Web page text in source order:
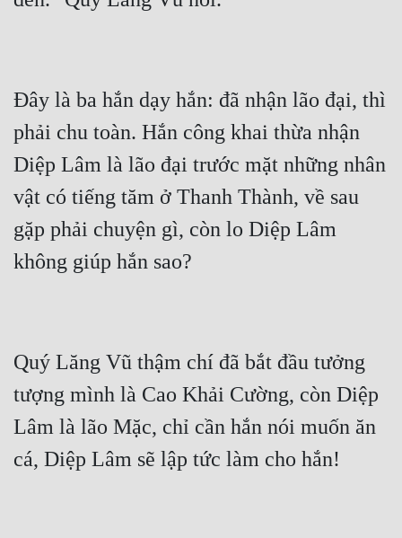
Đây là ba hắn dạy hắn: đã nhận lão đại, thì
phải chu toàn. Hắn công khai thừa nhận
Diệp Lâm là lão đại trước mặt những nhân
vật có tiếng tăm ở Thanh Thành, về sau
gặp phải chuyện gì, còn lo Diệp Lâm
Quý Lăng Vũ thậm chí đã bắt đầu tưởng
tượng mình là Cao Khải Cường, còn Diệp
Lâm là lão Mặc, chỉ cần hắn nói muốn ăn